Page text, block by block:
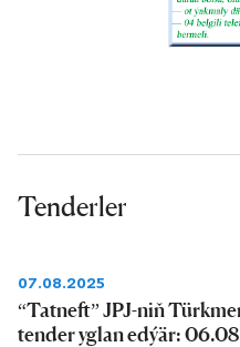
Tenderler
07.08.2025
“Tatneft” JPJ-niň
tender yglan edýär: